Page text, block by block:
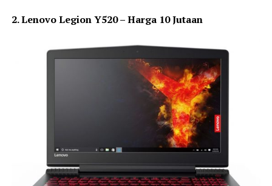
2. Lenovo Legion Y520 – Harga 10 Jutaan